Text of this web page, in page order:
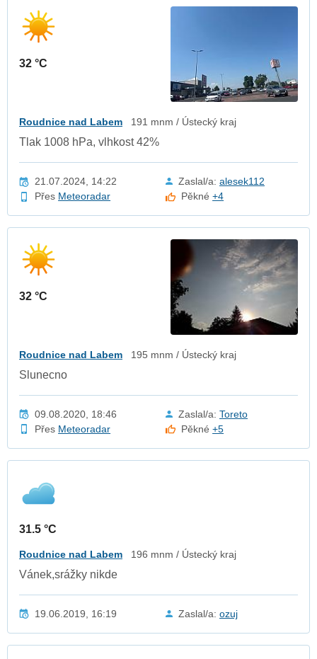
32 °C
Roudnice nad Labem 191 mnm / Ústecký kraj
Tlak 1008 hPa, vlhkost 42%
21.07.2024, 14:22 Zaslal/a: alesek112
Přes Meteoradar Pěkné+4
32 °C
Roudnice nad Labem 195 mnm / Ústecký kraj
Slunecno
09.08.2020, 18:46 Zaslal/a: Toreto
Přes Meteoradar Pěkné+5
31.5 °C
Roudnice nad Labem 196 mnm / Ústecký kraj
Vánek,srážky nikde
19.06.2019, 16:19 Zaslal/a: ozuj